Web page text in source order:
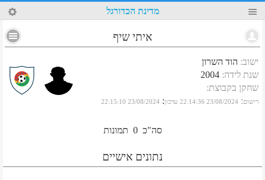
82 מדינת הכדורגל
איתי שיף
ישוב: הוד השרון
שנת לידה:
2004
שחקן בקבוצת:
רישום:
23/08/2024 22:14:36 עדכון:
23/08/2024 22:15:10
סה"כ 0 תמונות
נתונים אישיים